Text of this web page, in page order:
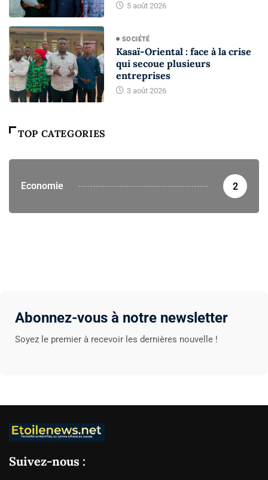
5 août 2026
SOCIÉTÉ
Kasaï-Oriental : face à la crise
qui secoue plusieurs
entreprises
3 août 2026
TOP CATEGORIES
Economie 2
Abonnez-vous à notre newsletter
Soyez le premier à recevoir les dernières nouvelle !
Suivez-nous :